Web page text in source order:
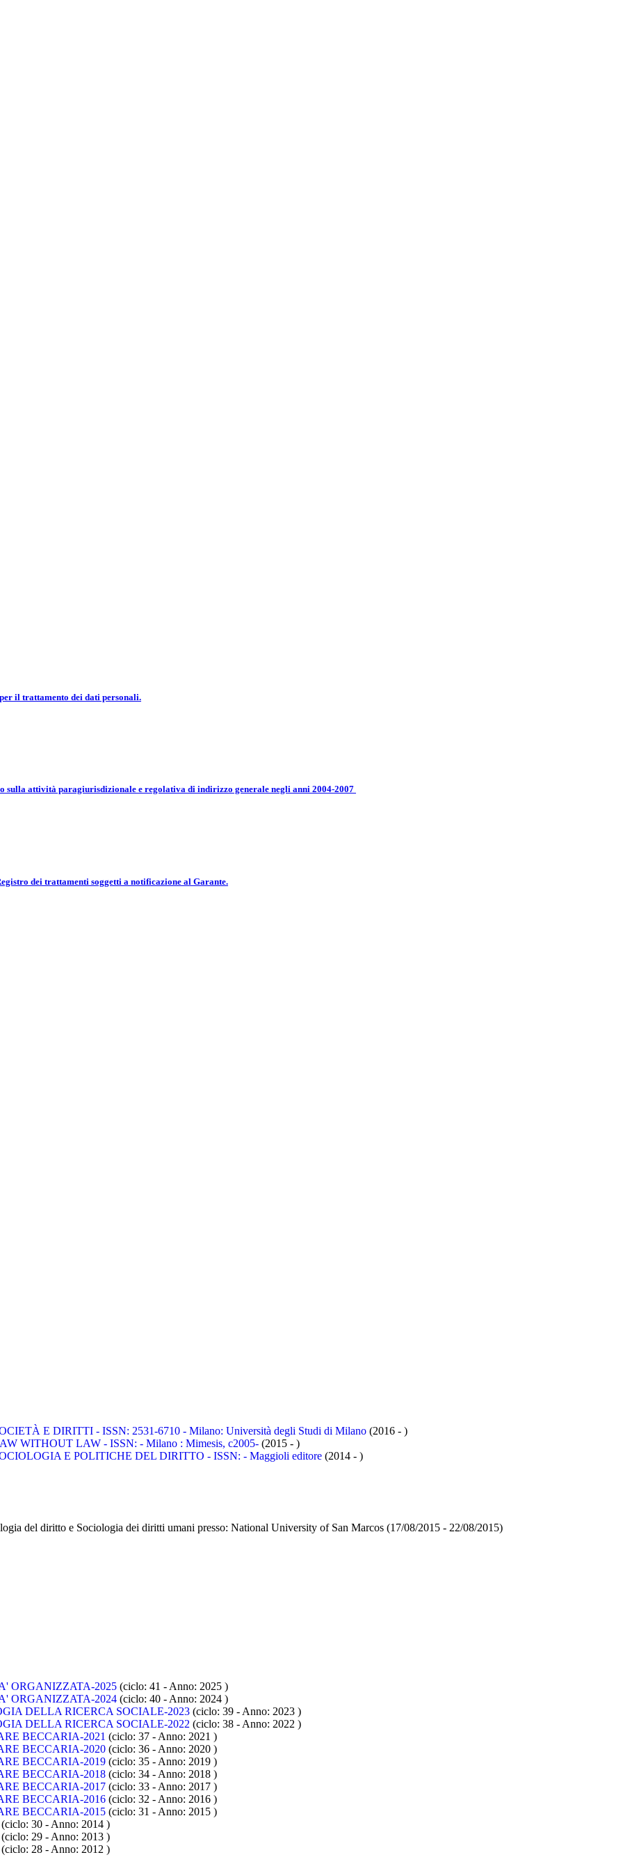
il trattamento dei dati personali.
sulla attività paragiurisdizionale e regolativa di indirizzo generale negli anni 2004-2007
dei trattamenti soggetti a notificazione al Garante.
E DIRITTI - ISSN: 2531-6710 - Milano: Università degli Studi di Milano (2016 - )
WITHOUT LAW - ISSN: - Milano : Mimesis, c2005- (2015 - )
E POLITICHE DEL DIRITTO - ISSN: - Maggioli editore (2014 - )
del diritto e Sociologia dei diritti umani presso: National University of San Marcos (17/08/2015 - 22/08/2015)
ORGANIZZATA-2025 (ciclo: 41 - Anno: 2025 )
ORGANIZZATA-2024 (ciclo: 40 - Anno: 2024 )
DELLA RICERCA SOCIALE-2023 (ciclo: 39 - Anno: 2023 )
DELLA RICERCA SOCIALE-2022 (ciclo: 38 - Anno: 2022 )
BECCARIA-2021 (ciclo: 37 - Anno: 2021 )
BECCARIA-2020 (ciclo: 36 - Anno: 2020 )
BECCARIA-2019 (ciclo: 35 - Anno: 2019 )
BECCARIA-2018 (ciclo: 34 - Anno: 2018 )
BECCARIA-2017 (ciclo: 33 - Anno: 2017 )
BECCARIA-2016 (ciclo: 32 - Anno: 2016 )
BECCARIA-2015 (ciclo: 31 - Anno: 2015 )
30 - Anno: 2014 )
29 - Anno: 2013 )
28 - Anno: 2012 )